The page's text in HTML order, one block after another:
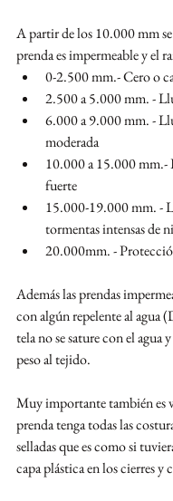
A partir de los 10.000 mm
prenda es impermeable y el
0-2.500 mm.- Cero o
2.500 a 5.000 mm. -
6.000 a 9.000 mm. -
moderada
10.000 a 15.000 mm.-
fuerte
15.000-19.000 mm. -
tormentas intensas de
20.000mm. -
Además las prendas
con algún repelente al agua
tela no se sature con el agua
peso al tejido.
Muy importante también es
prenda tenga todas las
selladas que es como si
capa plástica en los cierres y